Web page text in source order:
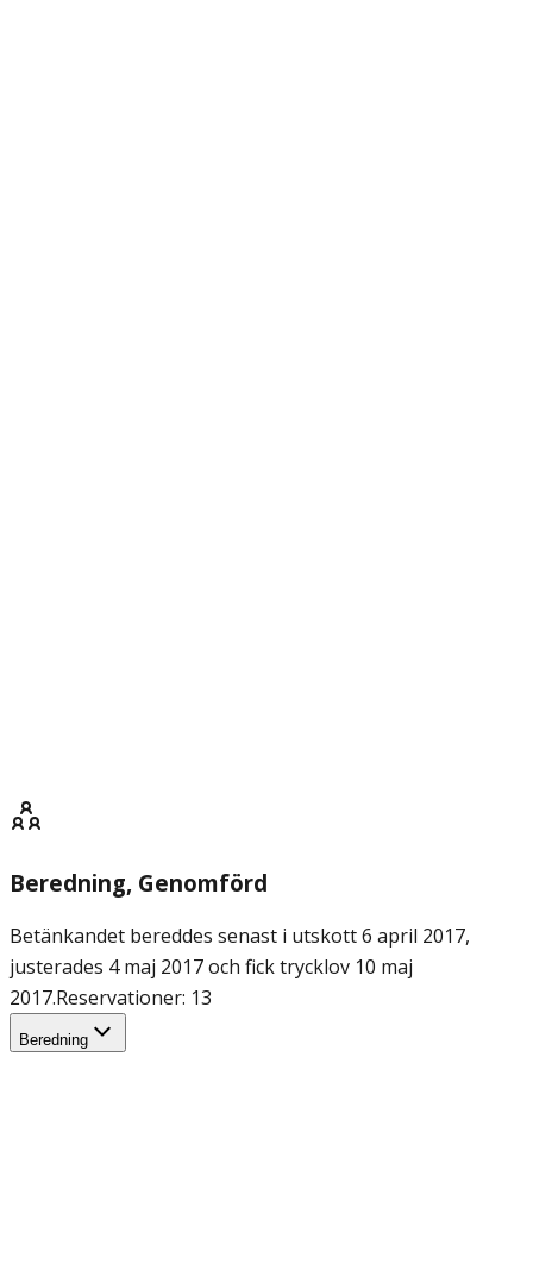
Beredning, Genomförd
Betänkandet bereddes senast i utskott 6 april 2017,
justerades 4 maj 2017 och fick trycklov 10 maj
2017.Reservationer: 13
Beredning